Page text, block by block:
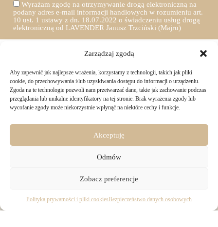
Zarządzaj zgodą
Aby zapewnić jak najlepsze wrażenia, korzystamy z technologii, takich jak pliki
cookie, do przechowywania i/lub uzyskiwania dostępu do informacji o urządzeniu.
Zgoda na te technologie pozwoli nam przetwarzać dane, takie jak zachowanie podczas
przeglądania lub unikalne identyfikatory na tej stronie. Brak wyrażenia zgody lub
wycofanie zgody może niekorzystnie wpłynąć na niektóre cechy i funkcje.
Akceptuję
Odmów
Zobacz preferencje
Polityka prywatności i pliki cookiesBezpieczeństwo danych osobowych
Wyrażam zgodę na otrzymywanie drogą elektroniczną na
podany adres e-mail informacji handlowych w rozumieniu art.
10 ust. 1 ustawy z dn. 18.07.2022 o świadczeniu usług drogą
elektroniczną od LAVENDER Janusz Trzciński (Majru)
TWOJE ZAKUPY
Logowanie i rejestracja
Jak złożyć zamówienie
Formy płatności
14 dni na zwrot zakupów
INFORMACJE PRAWNE
Regulamin sklepu
Materiały do pobrania
KONTAKT
biuro@majru.com
Pracujemy od 9:00 do 16:00 w dni robocze.
Copyright © 2026 - Majru